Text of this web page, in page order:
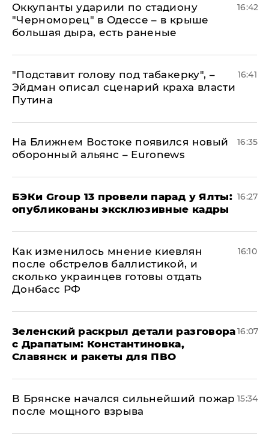
Оккупанты ударили по стадиону
"Черноморец" в Одессе – в крыше
большая дыра, есть раненые
16:42
​"Подставит голову под табакерку", –
Эйдман описал сценарий краха власти
Путина
16:41
На Ближнем Востоке появился новый
оборонный альянс – Euronews
16:35
​БЭКи Group 13 провели парад у Ялты:
опубликованы эксклюзивные кадры
16:27
Как изменилось мнение киевлян
после обстрелов баллистикой, и
сколько украинцев готовы отдать
Донбасс РФ
16:10
​Зеленский раскрыл детали разговора
с Драпатым: Константиновка,
Славянск и ракеты для ПВО
16:07
В Брянске начался сильнейший пожар
после мощного взрыва
15:34